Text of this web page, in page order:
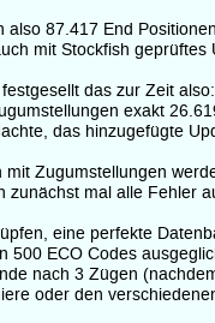
also 87.417 End
mit Stockfish
das zur Zeit also:
exakt
das hinzugefügte
mit Zugumstellungen
zunächst mal alle Fehler
eine perfekte
500 ECO Codes
nach 3 Zügen
oder den